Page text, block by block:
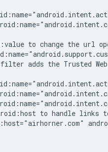
to change the url
filter adds the Trusted Web
to handle links